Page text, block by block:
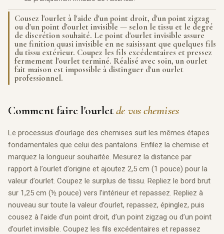
Cousez l'ourlet à l'aide d'un point droit, d'un point zigzag
ou d'un point d'ourlet invisible — selon le tissu et le degré
de discrétion souhaité. Le point d'ourlet invisible assure
une finition quasi invisible en ne saisissant que quelques fils
du tissu extérieur. Coupez les fils excédentaires et pressez
fermement l'ourlet terminé. Réalisé avec soin, un ourlet
fait maison est impossible à distinguer d'un ourlet
professionnel.
Comment faire l'ourletde vos chemises
Le processus d’ourlage des chemises suit les mêmes étapes
fondamentales que celui des pantalons. Enfilez la chemise et
marquez la longueur souhaitée. Mesurez la distance par
rapport à l’ourlet d’origine et ajoutez 2,5 cm (1 pouce) pour la
valeur d’ourlet. Coupez le surplus de tissu. Repliez le bord brut
sur 1,25 cm (½ pouce) vers l’intérieur et repassez. Repliez à
nouveau sur toute la valeur d’ourlet, repassez, épinglez, puis
cousez à l’aide d’un point droit, d’un point zigzag ou d’un point
d’ourlet invisible. Coupez les fils excédentaires et repassez